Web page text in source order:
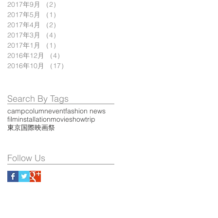
2017年9月
（2）
2017年5月
（1）
2017年4月
（2）
2017年3月
（4）
2017年1月
（1）
2016年12月
（4）
2016年10月
（17）
Search By Tags
campcolumneventfashion news
filminstallationmovieshowtrip
東京国際映画祭
Follow Us